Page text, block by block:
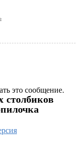
это сообщение.